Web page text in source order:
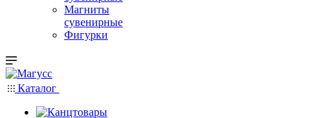
Магниты
сувенирные
Фигурки
Каталог